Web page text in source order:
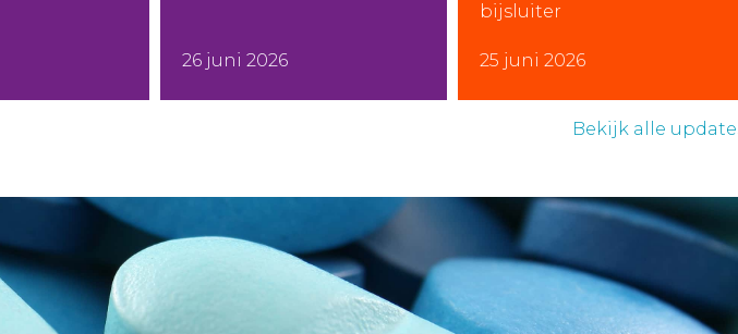
26 juni 2026
bijsluiter
25 juni 2026
Bekijk alle